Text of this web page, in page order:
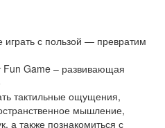
с пользой — превратим
Fun Game – развивающая
тактильные ощущения,
мышление,
а также познакомиться с